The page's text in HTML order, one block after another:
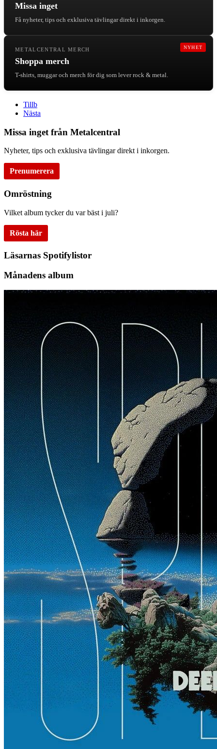
Missa inget
Få nyheter, tips och exklusiva tävlingar direkt i inkorgen.
NYHET
METALCENTRAL MERCH
Shoppa merch
T-shirts, muggar och merch för dig som lever rock & metal.
Tillb
Nästa
Missa inget från Metalcentral
Nyheter, tips och exklusiva tävlingar direkt i inkorgen.
Prenumerera
Omröstning
Vilket album tycker du var bäst i juli?
Rösta här
Läsarnas Spotifylistor
Månadens album